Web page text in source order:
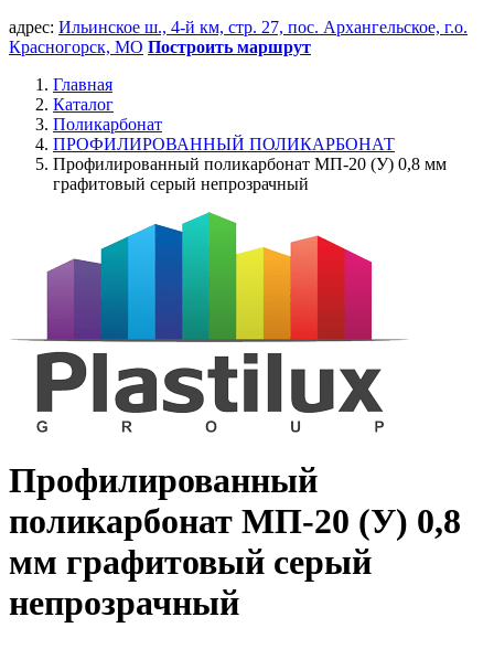
адрес: Ильинское ш., 4-й км, стр. 27, пос. Архангельское, г.о.
Красногорск, МО Построить маршрут
Главная
Каталог
Поликарбонат
ПРОФИЛИРОВАННЫЙ ПОЛИКАРБОНАТ
Профилированный поликарбонат МП-20 (У) 0,8 мм
графитовый серый непрозрачный
Профилированный
поликарбонат МП-20 (У) 0,8
мм графитовый серый
непрозрачный